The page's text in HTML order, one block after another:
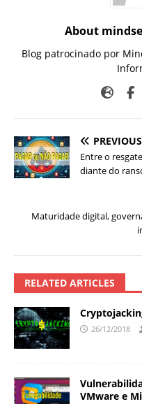
About
Blog patrocinado por
PREVIOUS
Entre o
diante do
Maturidade digital,
RELATED ARTICLES
26/12/2018
VMware e